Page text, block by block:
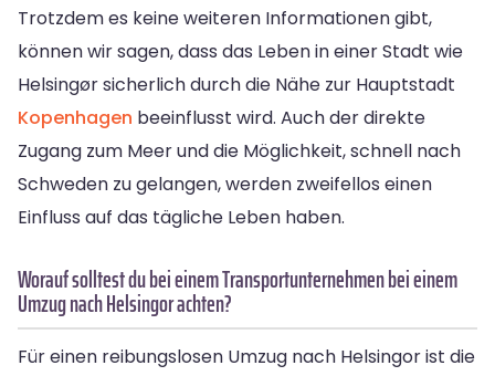
Trotzdem es keine weiteren Informationen gibt,
können wir sagen, dass das Leben in einer Stadt wie
Helsingør sicherlich durch die Nähe zur Hauptstadt
Kopenhagen beeinflusst wird. Auch der direkte
Zugang zum Meer und die Möglichkeit, schnell nach
Schweden zu gelangen, werden zweifellos einen
Einfluss auf das tägliche Leben haben.
Worauf solltest du bei einem Transportunternehmen bei einem
Umzug nach Helsingor achten?
Für einen reibungslosen Umzug nach Helsingor ist die